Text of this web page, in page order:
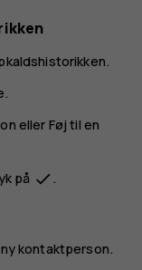
eller Føj til en
på done .
kontaktperson.